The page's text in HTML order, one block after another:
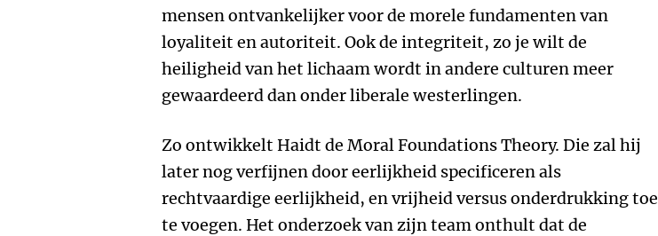
mensen ontvankelijker voor de morele fundamenten van
loyaliteit en autoriteit. Ook de integriteit, zo je wilt de
heiligheid van het lichaam wordt in andere culturen meer
gewaardeerd dan onder liberale westerlingen.
Zo ontwikkelt Haidt de Moral Foundations Theory. Die zal hij
later nog verfijnen door eerlijkheid specificeren als
rechtvaardige eerlijkheid, en vrijheid versus onderdrukking toe
te voegen. Het onderzoek van zijn team onthult dat de